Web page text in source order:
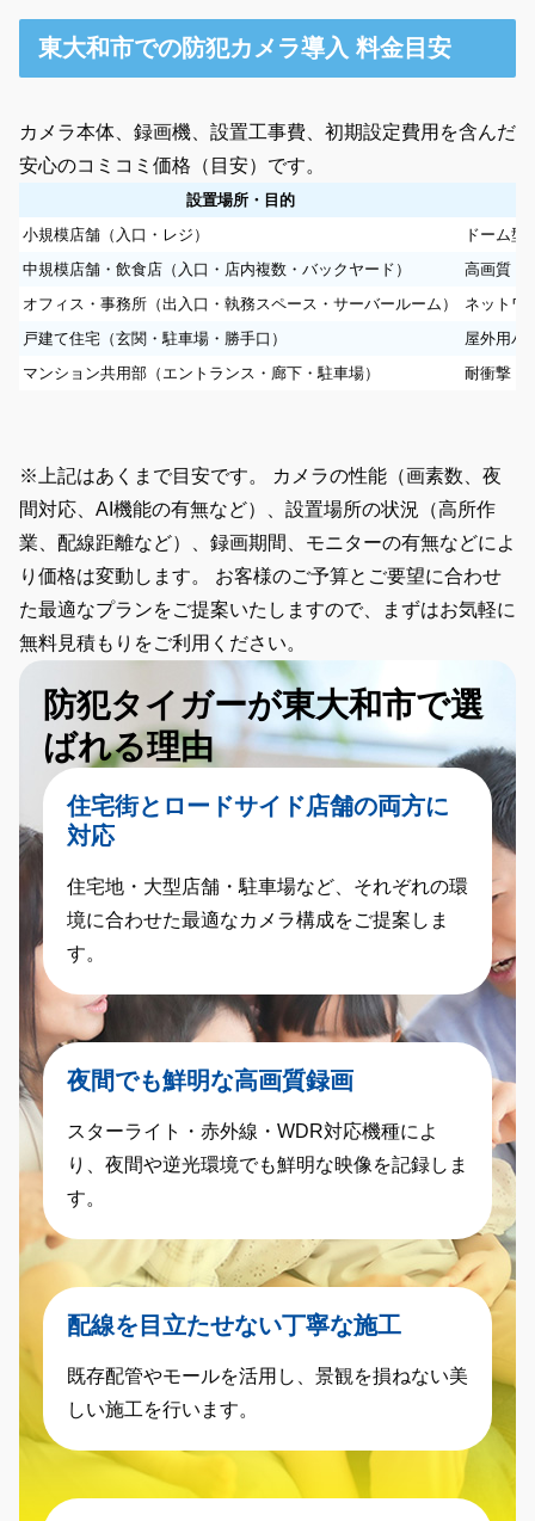
東大和市での防犯カメラ導入 料金目安
カメラ本体、録画機、設置工事費、初期設定費用を含んだ
安心のコミコミ価格（目安）です。
設置場所・目的
小規模店舗（入口・レジ）
ドーム型
中規模店舗・飲食店（入口・店内複数・バックヤード）
高画質ド
オフィス・事務所（出入口・執務スペース・サーバールーム）
ネットワ
戸建て住宅（玄関・駐車場・勝手口）
屋外用バ
マンション共用部（エントランス・廊下・駐車場）
耐衝撃ド
※上記はあくまで目安です。 カメラの性能（画素数、夜
間対応、AI機能の有無など）、設置場所の状況（高所作
業、配線距離など）、録画期間、モニターの有無などによ
り価格は変動します。 お客様のご予算とご要望に合わせ
た最適なプランをご提案いたしますので、まずはお気軽に
無料見積もりをご利用ください。
防犯タイガーが東大和市で選
ばれる理由
住宅街とロードサイド店舗の両方に
対応
住宅地・大型店舗・駐車場など、それぞれの環
境に合わせた最適なカメラ構成をご提案しま
す。
夜間でも鮮明な高画質録画
スターライト・赤外線・WDR対応機種によ
り、夜間や逆光環境でも鮮明な映像を記録しま
す。
配線を目立たせない丁寧な施工
既存配管やモールを活用し、景観を損ねない美
しい施工を行います。